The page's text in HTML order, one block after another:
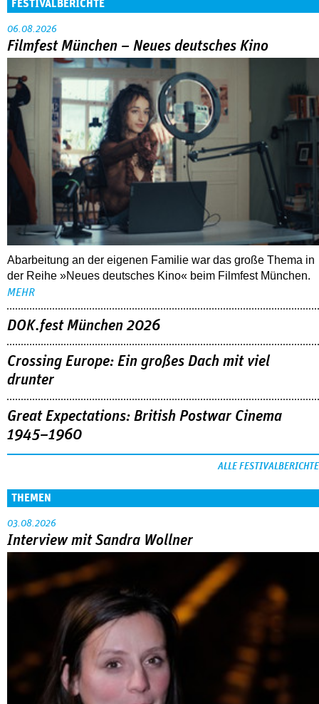
FESTIVALBERICHTE
06.08.2026
Filmfest München – Neues deutsches Kino
Abarbeitung an der eigenen Familie war das große Thema in
der Reihe »Neues deutsches Kino« beim Filmfest München.
MEHR
DOK.fest München 2026
Crossing Europe: Ein großes Dach mit viel
drunter
Great Expectations: British Postwar Cinema
1945–1960
ALLE FESTIVALBERICHTE
THEMEN
03.08.2026
Interview mit Sandra Wollner